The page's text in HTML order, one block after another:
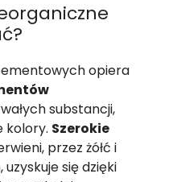
opiera
substancji,
kolory. Szerokie
przez żółć i
się dzięki